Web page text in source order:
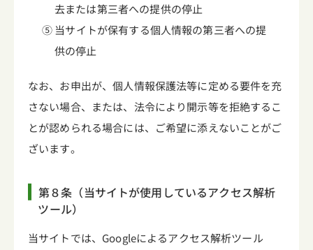
去または第三者への提供の停止
⑤ 当サイトが保有する個人情報の第三者への提
供の停止
なお、お申出が、個人情報保護法等に定める要件を充
さない場合、または、法令により開示等を拒絶するこ
とが認められる場合には、ご希望に添えないことがご
ざいます。
第８条（当サイトが使用しているアクセス解析
ツール）
当サイトでは、Googleによるアクセス解析ツール